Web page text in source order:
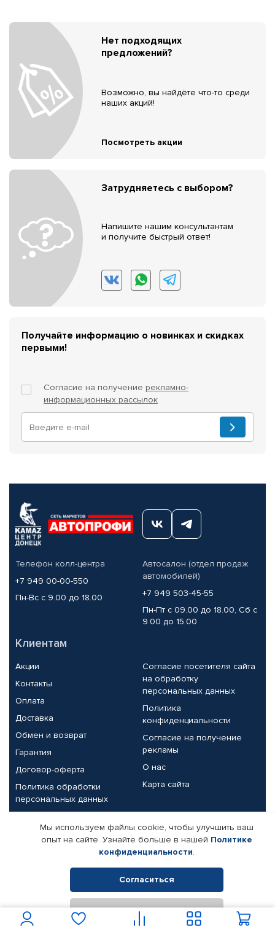
Нет подходящих
предложений?
Возможно, вы найдёте что-то среди
наших акций!
Посмотреть акции
Затрудняетесь с выбором?
Напишите нашим консультантам
и получите быстрый ответ!
Получайте информацию о новинках и скидках
первыми!
Согласие на получение рекламно-
информационных рассылок
Телефон колл-центра
+7 949 00-00-550
Пн-Вс с 9.00 до 18.00
Автосалон (отдел продаж
автомобилей)
+7 949 503-45-55
Пн-Пт с 09.00 до 18.00, Сб с
9.00 до 15.00
Клиентам
Акции
Контакты
Оплата
Доставка
Обмен и возврат
Гарантия
Договор-оферта
Политика обработки
персональных данных
Согласие посетителя сайта
на обработку
персональных данных
Политика
конфиденциальности
Согласие на получение
рекламы
О нас
Карта сайта
Партнерам
Корпоративным клиентам
Поставщикам
Реквизиты компании
© КАМАЗ ЦЕНТР ДОНЕЦК, 2015-2026. Все права защищены.
Интернет-магазин автомобильных товаров Автопрофи.
Мы используем файлы cookie, чтобы улучшить ваш
опыт на сайте. Узнайте больше в нашей Политике
конфиденциальности.
Согласиться
Отклонить